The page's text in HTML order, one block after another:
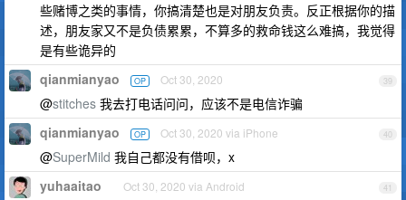
些赌博之类的事情，你搞清楚也是对朋友负责。反正根据你的描
述，朋友家又不是负债累累，不算多的救命钱这么难搞，我觉得
是有些诡异的
39
qianmianyao OP Oct 30, 2020
@stitches 我去打电话问问，应该不是电信诈骗
40
qianmianyao OP Oct 30, 2020 via iPhone
@SuperMild 我自己都没有借呗，x
41
yuhaaitao Oct 30, 2020 via Android